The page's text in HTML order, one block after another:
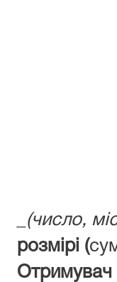
_(число,
розмірі (
Отримувач